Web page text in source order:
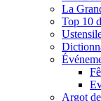
La
Top 10
Argot